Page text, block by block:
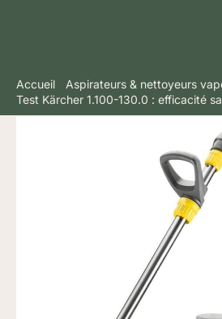
Accueil
Aspirateurs & nettoyeurs
Test Kärcher 1.100-130.0 : efficacité